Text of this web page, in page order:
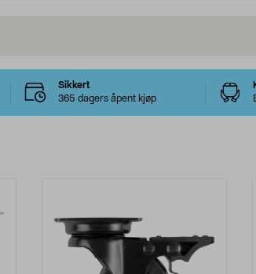
Sikkert
365 dagers åpent kjøp